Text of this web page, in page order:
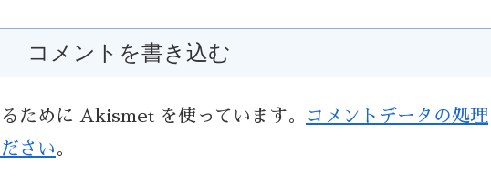
コメントを書き込む
ために Akismet を使っています。
コメントデータの処理
さい 。